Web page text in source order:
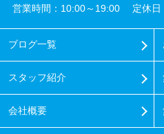
営業時間：10:00～19:00
定休日
ブログ一覧
スタッフ紹介
会社概要